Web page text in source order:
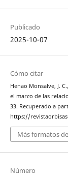
Publicado
2025-10-07
Cómo citar
Henao Monsalve, J.
el marco de las
33. Recuperado a
https://
Más formatos
Número